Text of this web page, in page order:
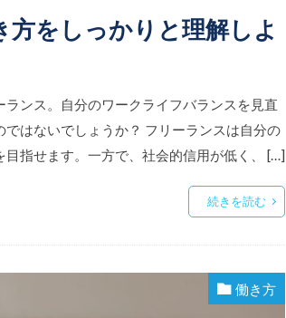
をしっかりと理解しよ
ンス。自分のワークライフバランスを見直
はないでしょうか？ フリーランスは自分の
指せます。一方で、社会的信用が低く、 […]
続きを読む
働き方